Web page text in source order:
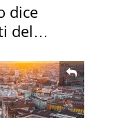
dice
del